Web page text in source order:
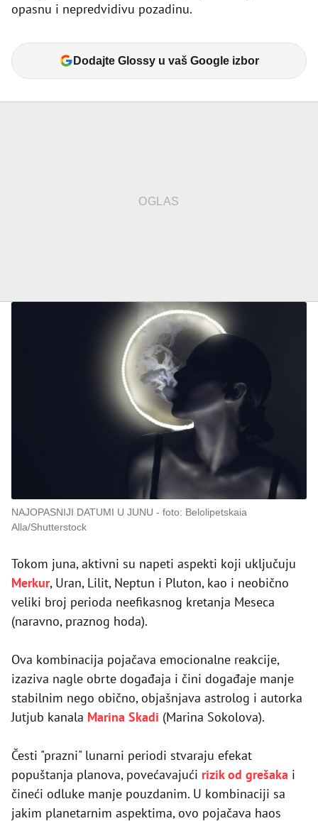
opasnu i nepredvidivu pozadinu.
Dodajte Glossy u vaš Google izbor
NAJOPASNIJI DATUMI U JUNU
foto: Belolipetskaia
Alla/Shutterstock
Tokom juna, aktivni su napeti aspekti koji uključuju
Merkur, Uran, Lilit, Neptun i Pluton, kao i neobično
veliki broj perioda neefikasnog kretanja Meseca
(naravno, praznog hoda).
Ova kombinacija pojačava emocionalne reakcije,
izaziva nagle obrte događaja i čini događaje manje
stabilnim nego obično, objašnjava astrolog i autorka
Jutjub kanala Marina Skadi (Marina Sokolova).
Česti "prazni" lunarni periodi stvaraju efekat
popuštanja planova, povećavajući rizik od grešaka i
čineći odluke manje pouzdanim. U kombinaciji sa
jakim planetarnim aspektima, ovo pojačava haos